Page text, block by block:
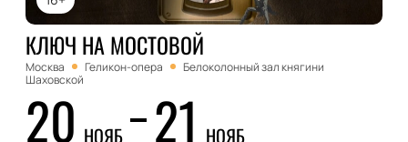
КЛЮЧ НА МОСТОВОЙ
Москва Геликон-опера
Белоколонный зал княгини
Шаховской
20 НОЯБ 21 НОЯБ